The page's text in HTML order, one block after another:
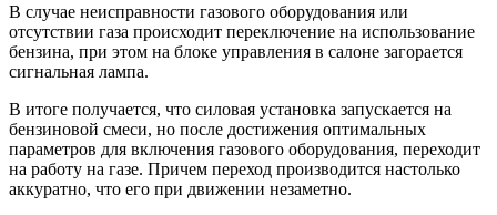
В случае неисправности газового оборудования или
отсутствии газа происходит переключение на использование
бензина, при этом на блоке управления в салоне загорается
сигнальная лампа.
В итоге получается, что силовая установка запускается на
бензиновой смеси, но после достижения оптимальных
параметров для включения газового оборудования, переходит
на работу на газе. Причем переход производится настолько
аккуратно, что его при движении незаметно.